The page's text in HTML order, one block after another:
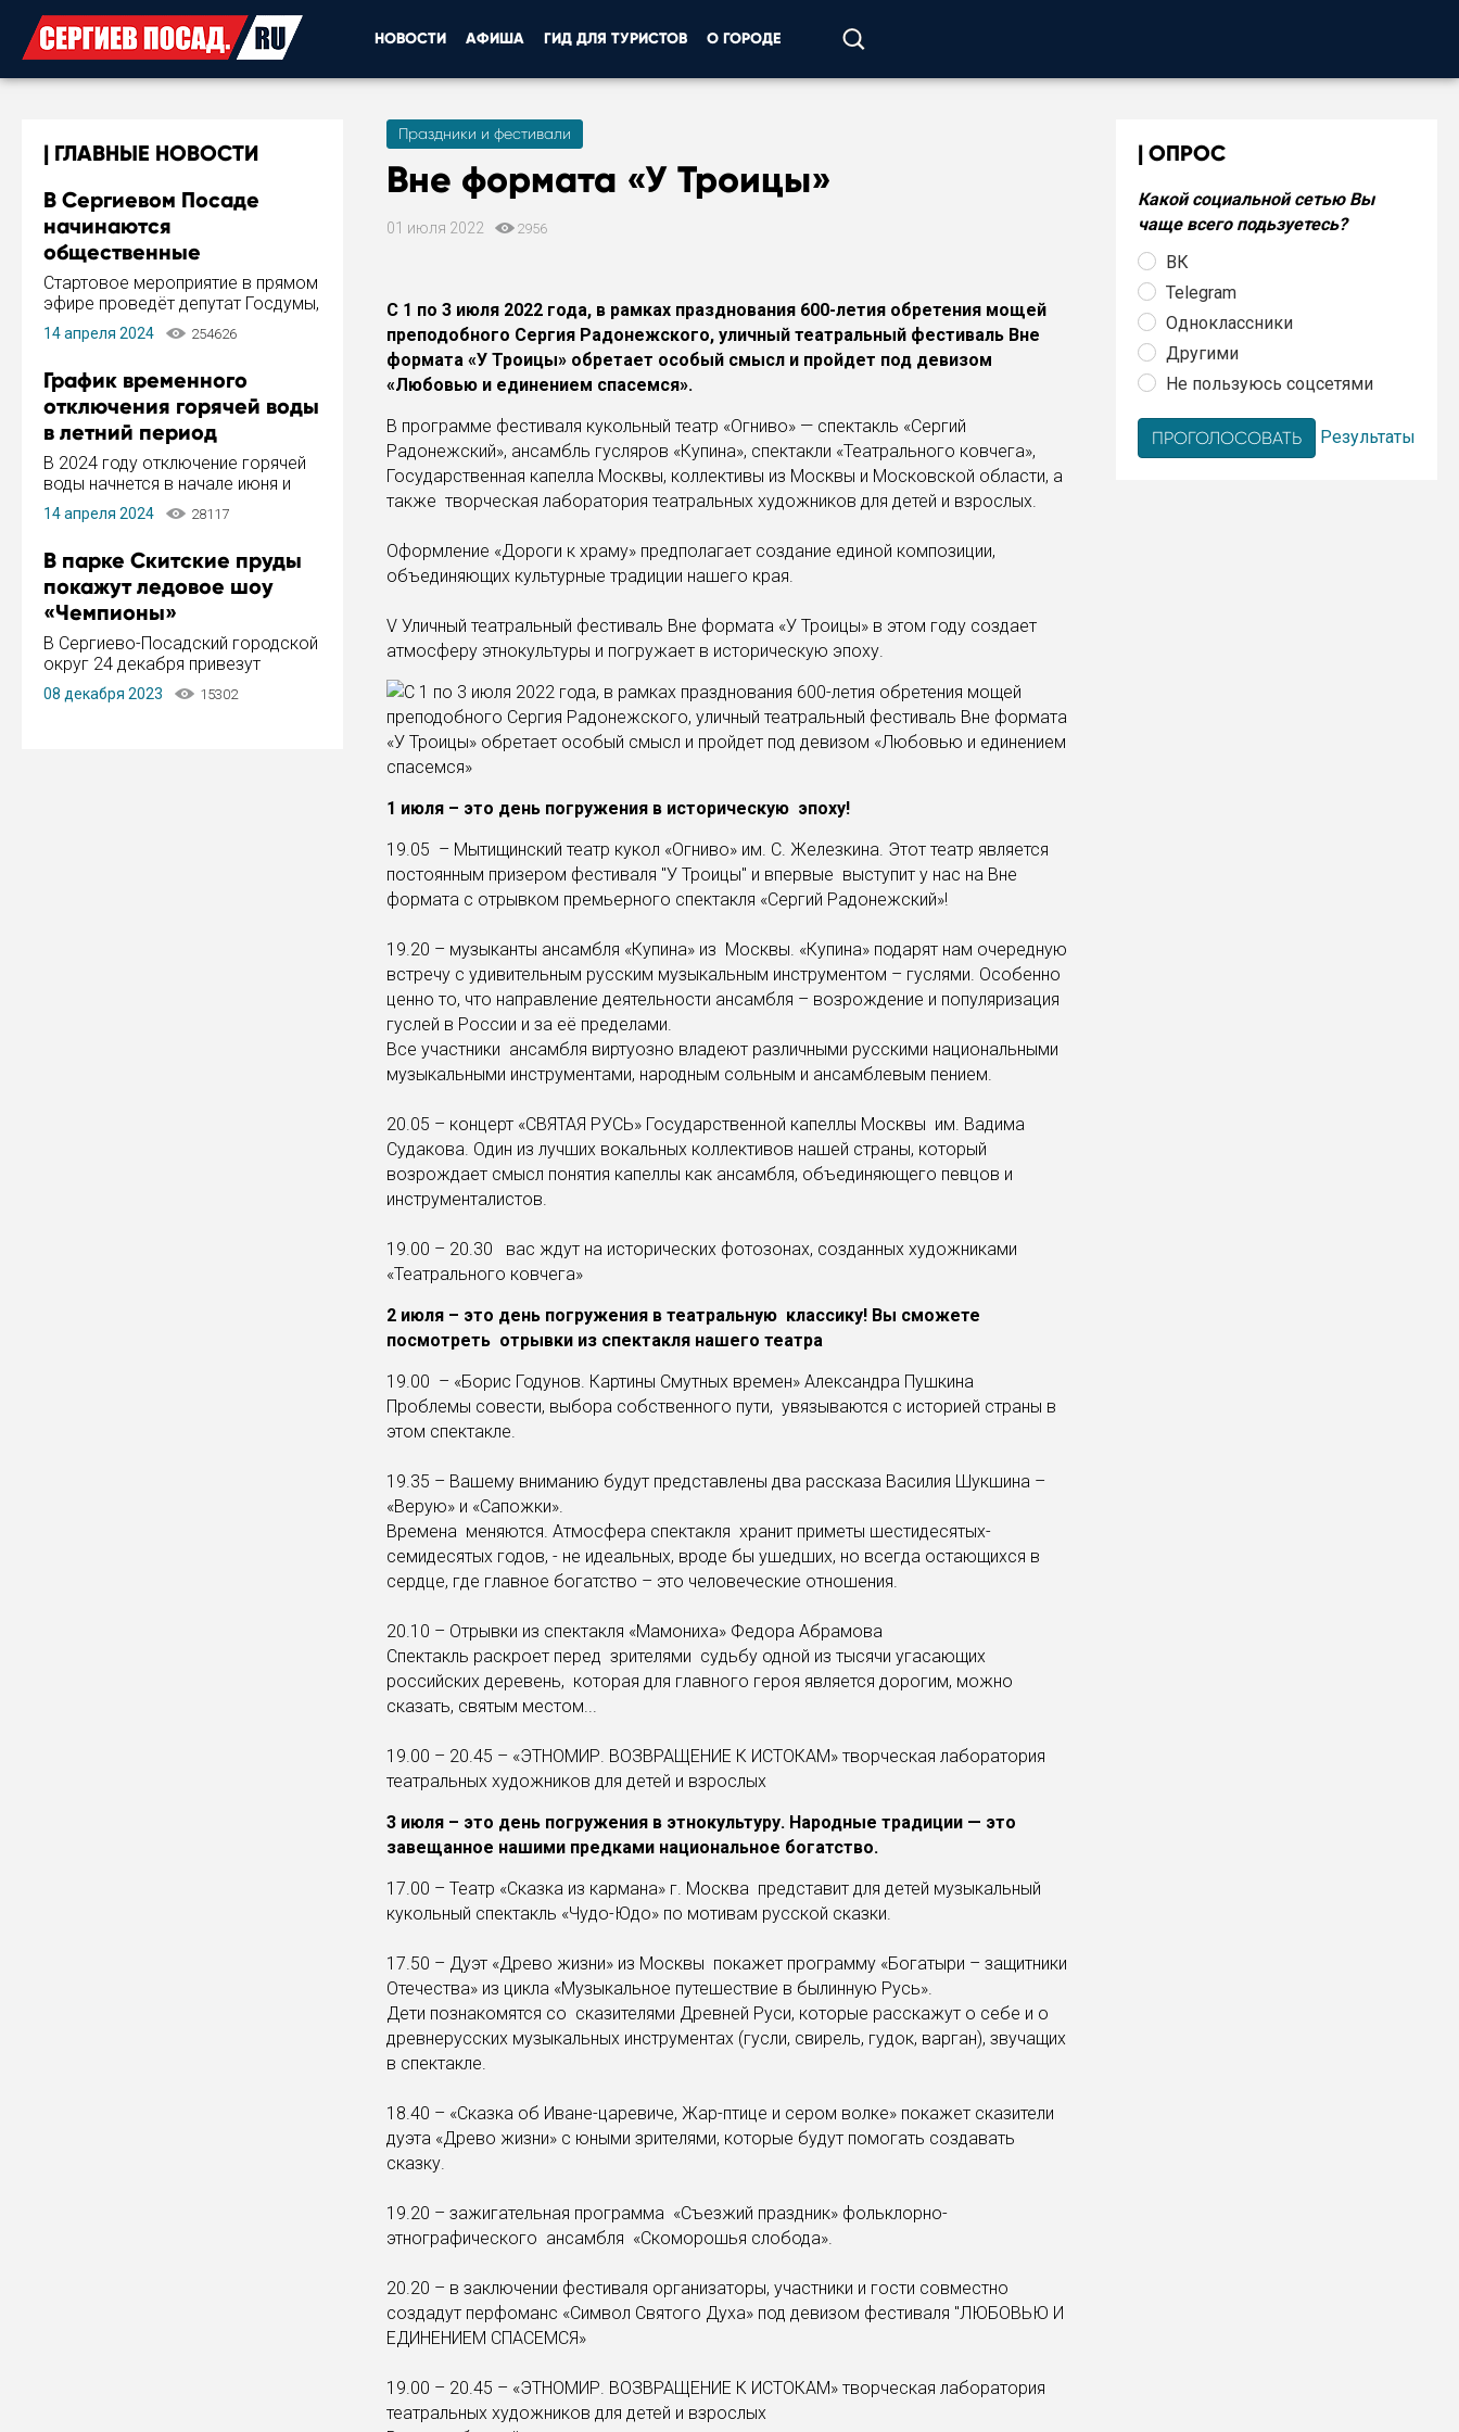
НОВОСТИ АФИША ГИД ДЛЯ ТУРИСТОВ О ГОРОДЕ
ГЛАВНЫЕ НОВОСТИ
В Сергиевом Посаде
начинаются
общественные
обсуждения Стратегии
развития города
Стартовое мероприятие в прямом
эфире проведёт депутат Госдумы,
инициатор и автор Концепции
развития Сергиева Посада и
Пахомов.
14 апреля 2024 254626
График временного
отключения горячей воды
в летний период
В 2024 году отключение горячей
воды начнется в начале июня и
завершится в конце августа.
Период отключения составит не
14 апреля 2024 28117
В парке Скитские пруды
покажут ледовое шоу
«Чемпионы»
В Сергиево-Посадский городской
округ 24 декабря привезут
ледовый тур «Чемпионы»
заслуженного мастера спорта,
08 декабря 2023 15302
Праздники и фестивали
Вне формата «У Троицы»
01 июля 2022 2956
С 1 по 3 июля 2022 года, в рамках празднования 600-летия обретения мощей
преподобного Сергия Радонежского, уличный театральный фестиваль Вне
формата «У Троицы» обретает особый смысл и пройдет под девизом
«Любовью и единением спасемся».
В программе фестиваля кукольный театр «Огниво» — спектакль «Сергий
Радонежский», ансамбль гусляров «Купина», спектакли «Театрального ковчега»,
Государственная капелла Москвы, коллективы из Москвы и Московской области, а
также творческая лаборатория театральных художников для детей и взрослых.
Оформление «Дороги к храму» предполагает создание единой композиции,
объединяющих культурные традиции нашего края.
V Уличный театральный фестиваль Вне формата «У Троицы» в этом году создает
атмосферу этнокультуры и погружает в историческую эпоху.
1 июля – это день погружения в историческую эпоху!
19.05 – Мытищинский театр кукол «Огниво» им. С. Железкина. Этот театр является
постоянным призером фестиваля "У Троицы" и впервые выступит у нас на Вне
формата с отрывком премьерного спектакля «Сергий Радонежский»!
19.20 – музыканты ансамбля «Купина» из Москвы. «Купина» подарят нам очередную
встречу с удивительным русским музыкальным инструментом – гуслями. Особенно
ценно то, что направление деятельности ансамбля – возрождение и популяризация
гуслей в России и за её пределами.
Все участники ансамбля виртуозно владеют различными русскими национальными
музыкальными инструментами, народным сольным и ансамблевым пением.
20.05 – концерт «СВЯТАЯ РУСЬ» Государственной капеллы Москвы им. Вадима
Судакова. Один из лучших вокальных коллективов нашей страны, который
возрождает смысл понятия капеллы как ансамбля, объединяющего певцов и
инструменталистов.
19.00 – 20.30 вас ждут на исторических фотозонах, созданных художниками
«Театрального ковчега»
2 июля – это день погружения в театральную классику! Вы сможете
посмотреть отрывки из спектакля нашего театра
19.00 – «Борис Годунов. Картины Смутных времен» Александра Пушкина
Проблемы совести, выбора собственного пути, увязываются с историей страны в
этом спектакле.
19.35 – Вашему вниманию будут представлены два рассказа Василия Шукшина –
«Верую» и «Сапожки».
Времена меняются. Атмосфера спектакля хранит приметы шестидесятых-
семидесятых годов, - не идеальных, вроде бы ушедших, но всегда остающихся в
сердце, где главное богатство – это человеческие отношения.
20.10 – Отрывки из спектакля «Мамониха» Федора Абрамова
Спектакль раскроет перед зрителями судьбу одной из тысячи угасающих
российских деревень, которая для главного героя является дорогим, можно
сказать, святым местом...
19.00 – 20.45 – «ЭТНОМИР. ВОЗВРАЩЕНИЕ К ИСТОКАМ» творческая лаборатория
театральных художников для детей и взрослых
3 июля – это день погружения в этнокультуру. Народные традиции — это
завещанное нашими предками национальное богатство.
17.00 – Театр «Сказка из кармана» г. Москва представит для детей музыкальный
кукольный спектакль «Чудо-Юдо» по мотивам русской сказки.
17.50 – Дуэт «Древо жизни» из Москвы покажет программу «Богатыри – защитники
Отечества» из цикла «Музыкальное путешествие в былинную Русь».
Дети познакомятся со сказителями Древней Руси, которые расскажут о себе и о
древнерусских музыкальных инструментах (гусли, свирель, гудок, варган), звучащих
в спектакле.
18.40 – «Сказка об Иване-царевиче, Жар-птице и сером волке» покажет сказители
дуэта «Древо жизни» с юными зрителями, которые будут помогать создавать
сказку.
19.20 – зажигательная программа «Съезжий праздник» фольклорно-
этнографического ансамбля «Скоморошья слобода».
20.20 – в заключении фестиваля организаторы, участники и гости совместно
создадут перфоманс «Символ Святого Духа» под девизом фестиваля "ЛЮБОВЬЮ И
ЕДИНЕНИЕМ СПАСЕМСЯ»
19.00 – 20.45 – «ЭТНОМИР. ВОЗВРАЩЕНИЕ К ИСТОКАМ» творческая лаборатория
театральных художников для детей и взрослых
ОПРОС
Какой социальной сетью Вы
чаще всего подьзуетесь?
ВК
Telegram
Одноклассники
Другими
Не пользуюсь соцсетями
Результаты